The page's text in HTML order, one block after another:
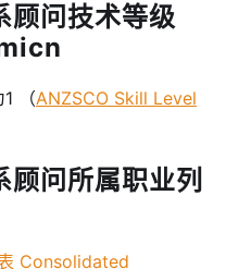
问技术等级
（ANZSCO Skill Level
问所属职业列
Consolidated